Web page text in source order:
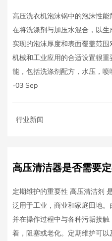
高压洗衣机泡沫锅中的泡沫性
在将洗涤剂与加压水混合，以
实现的泡沫厚度和表面覆盖范围
机械和工业应用的合适设置很
能，包括洗涤剂配方，水压，
-03 Sep
行业新闻
高压清洁器是否需要
定期维护的重要性 高压清洁剂
泛用于工业，商业和家庭田地。
并在操作过程中与各种污垢接
着，阻塞或老化。定期维护可